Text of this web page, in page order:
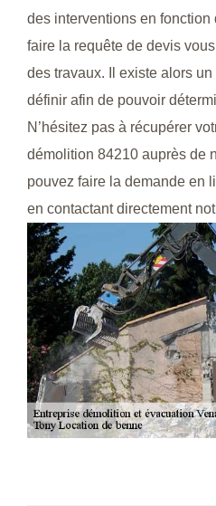
des interventions en
faire la requête de devis
des travaux. Il existe alors
définir afin de pouvoir
N’hésitez pas à récupérer
démolition 84210 auprès de
pouvez faire la demande en
en contactant directement